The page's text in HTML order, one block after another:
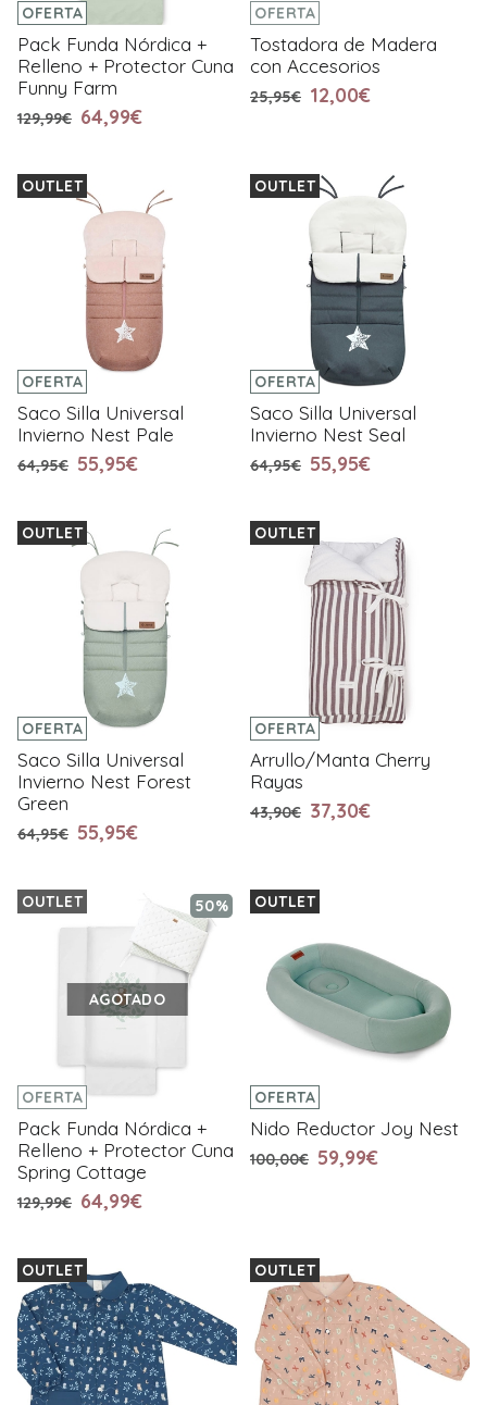
OFERTA
Pack Funda Nórdica +
Relleno + Protector Cuna
Funny Farm
129,99€ 64,99€
OFERTA
Tostadora de Madera
con Accesorios
25,95€ 12,00€
OFERTA
OUTLET
Saco Silla Universal
Invierno Nest Pale
64,95€ 55,95€
OFERTA
OUTLET
Saco Silla Universal
Invierno Nest Seal
64,95€ 55,95€
OFERTA
OUTLET
Saco Silla Universal
Invierno Nest Forest
Green
64,95€ 55,95€
OFERTA
OUTLET
Arrullo/Manta Cherry
Rayas
43,90€ 37,30€
50%
OFERTA
OUTLET
AGOTADO
Pack Funda Nórdica +
Relleno + Protector Cuna
Spring Cottage
129,99€ 64,99€
OFERTA
OUTLET
Nido Reductor Joy Nest
100,00€ 59,99€
OUTLET OUTLET